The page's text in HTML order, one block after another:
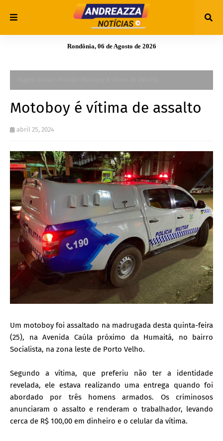
Rondônia, 06 de Agosto de 2026
Motoboy é vítima de assalto
abril 25, 2024
Um motoboy foi assaltado na madrugada desta quinta-feira
(25), na Avenida Caúla próximo da Humaitá, no bairro
Socialista, na zona leste de Porto Velho.
Segundo a vítima, que preferiu não ter a identidade
revelada, ele estava realizando uma entrega quando foi
abordado por três homens armados. Os criminosos
anunciaram o assalto e renderam o trabalhador, levando
cerca de R$ 100,00 em dinheiro e o celular da vítima.